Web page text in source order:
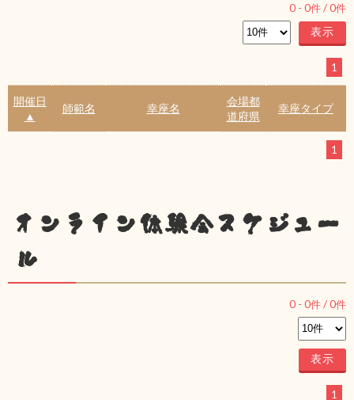
0 - 0件 /0件
1
開催日
▲
師範名 幸座名
会場都
道府県
幸座タイプ
1
オンライン体験会スケジュー
ル
0 - 0件 /0件
1